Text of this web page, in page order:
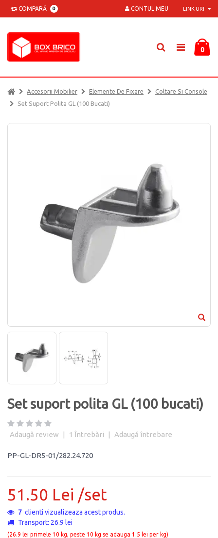
COMPARĂ 0 LINK-URI
CONTUL MEU
0
Accesorii Mobilier Elemente De Fixare
Coltare Si Console
Set Suport Polita GL (100 Bucati)
Set suport polita GL (100 bucati)
Adaugă review | 1 Întrebări | Adaugă întrebare
PP-GL-DR5-01/282.24.720
51.50 Lei /set
7 clienti vizualizeaza acest produs.
Transport: 26.9 lei
(26.9 lei primele 10 kg, peste 10 kg se adauga 1.5 lei per kg)